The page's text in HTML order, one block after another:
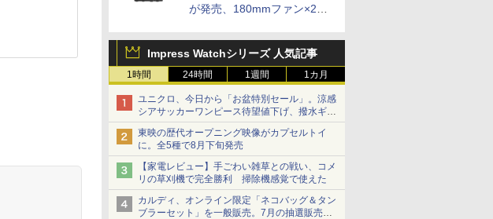
が発売、180mmファン×2搭
Impress Watchシリーズ 人気記事
1時間 24時間 1週間 1カ月
ユニクロ、今日から「お盆特別セール」。涼感
シアサッカーワンピース待望値下げ、撥水ギア
ショーツは1990円に
東映の歴代オープニング映像がカプセルトイ
に。全5種で8月下旬発売
【家電レビュー】手ごわい雑草との戦い、コメ
リの草刈機で完全勝利 掃除機感覚で使えた
カルディ、オンライン限定「ネコバッグ＆タン
ブラーセット」を一般販売。7月の抽選販売の